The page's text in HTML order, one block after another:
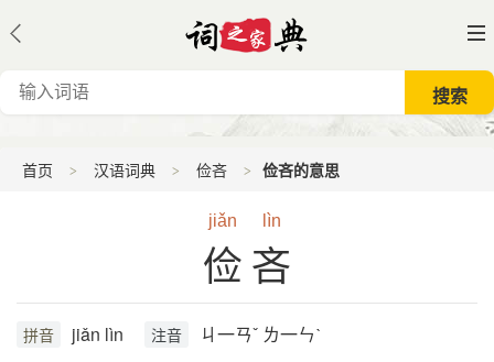
首页 汉语词典 俭吝 俭吝的意思
jiǎn lìn
俭吝
拼音 jiǎn lìn 注音 ㄐ一ㄢˇ ㄌ一ㄣˋ